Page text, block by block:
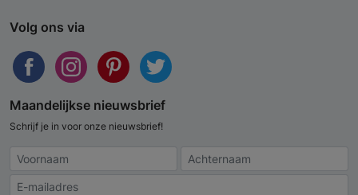
Volg ons via
Maandelijkse nieuwsbrief
Schrijf je in voor onze nieuwsbrief!